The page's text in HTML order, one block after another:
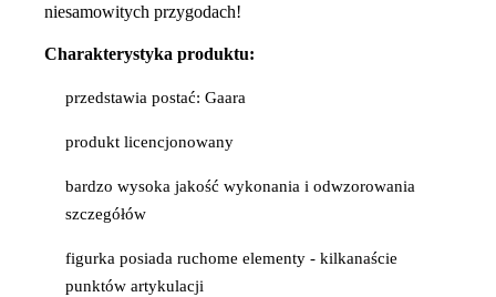
niesamowitych przygodach!
Charakterystyka produktu:
przedstawia postać: Gaara
produkt licencjonowany
bardzo wysoka jakość wykonania i odwzorowania
szczegółów
figurka posiada ruchome elementy - kilkanaście
punktów artykulacji